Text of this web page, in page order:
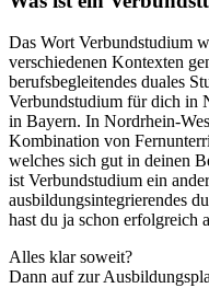
Das Wort Verbundstudium
verschiedenen Kontexten
berufsbegleitendes duales
Verbundstudium für dich in
in Bayern. In Nordrhein-
Kombination von
welches sich gut in deinen
ist Verbundstudium ein
ausbildungsintegrierendes
hast du ja schon erfolgreich
Alles klar soweit?
Dann auf zur